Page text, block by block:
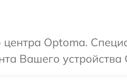
Optoma.
Вашего устройства